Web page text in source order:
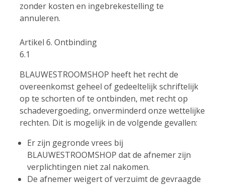
zonder kosten en ingebrekestelling te
annuleren.
Artikel 6. Ontbinding
6.1
BLAUWESTROOMSHOP heeft het recht de
overeenkomst geheel of gedeeltelijk schriftelijk
op te schorten of te ontbinden, met recht op
schadevergoeding, onverminderd onze wettelijke
rechten. Dit is mogelijk in de volgende gevallen:
Er zijn gegronde vrees bij
BLAUWESTROOMSHOP dat de afnemer zijn
verplichtingen niet zal nakomen.
De afnemer weigert of verzuimt de gevraagde